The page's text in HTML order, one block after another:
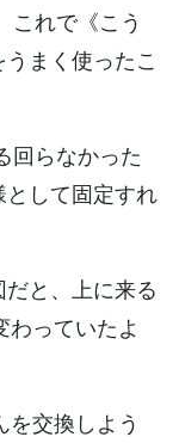
これで《こう
まく使ったこ
回らなかった
して固定すれ
だと、上に来る
っていたよ
を交換しよう